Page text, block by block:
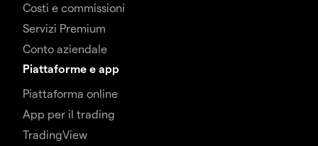
Costi e commissioni
Servizi Premium
Conto aziendale
Piattaforme e app
Piattaforma online
App per il trading
TradingView